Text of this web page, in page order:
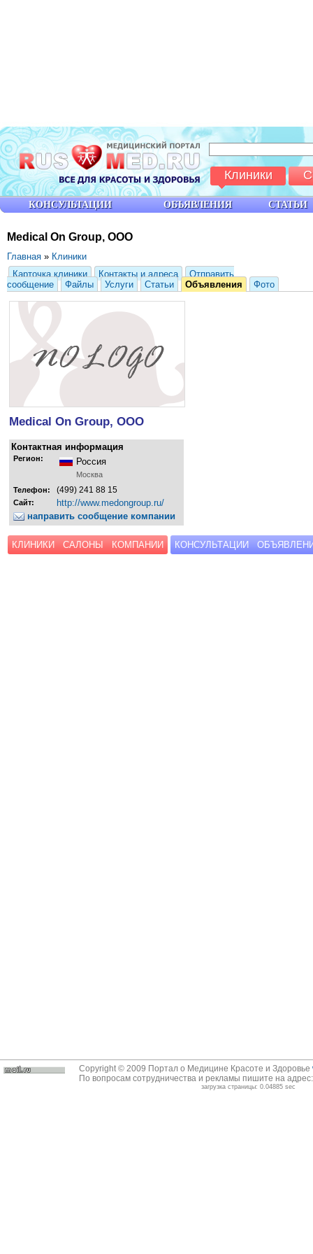
Medical On Group, ООО
Главная » Клиники
Карточка клиники
Контакты и адреса
Отправить
сообщение
Файлы Услуги Статьи Объявления Фото
Medical On Group, ООО
Контактная информация
Регион: Россия
Москва
Телефон:
(499) 241 88 15
Сайт:
http://www.medongroup.ru/
направить сообщение компании
КЛИНИКИ САЛОНЫ КОМПАНИИ КОНСУЛЬТАЦИИ
КОНСУЛЬТАЦИИ ОБЪЯВЛЕНИЯ СТАТЬИ
Клиники
Copyright © 2009 Портал о Медицине Красоте и Здоровье
По вопросам сотрудничества и рекламы пишите на
загрузка страницы: 0.04885 sec